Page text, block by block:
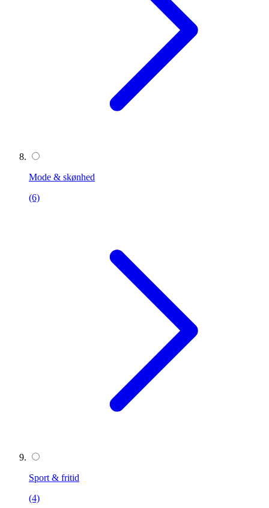
Mode & skønhed
(6)
Sport & fritid
(4)